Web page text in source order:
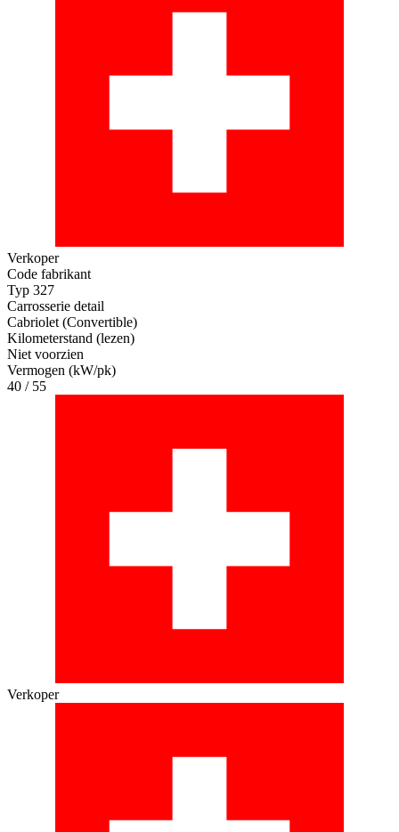
Verkoper
Code fabrikant
Typ 327
Carrosserie detail
Cabriolet (Convertible)
Kilometerstand (lezen)
Niet voorzien
Vermogen (kW/pk)
40 / 55
Verkoper